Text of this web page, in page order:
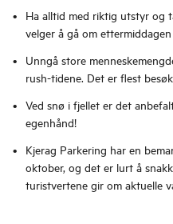
Ha alltid med riktig utstyr og
velger å gå om
Unngå store
rush-tidene. Det er flest
Ved snø i fjellet er det
egenhånd!
Kjerag Parkering har en
oktober, og det er lurt å
turistvertene gir om aktuelle